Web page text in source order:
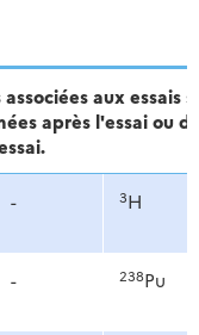
aux essais
après l'essai ou
- 3H
- 238Pu